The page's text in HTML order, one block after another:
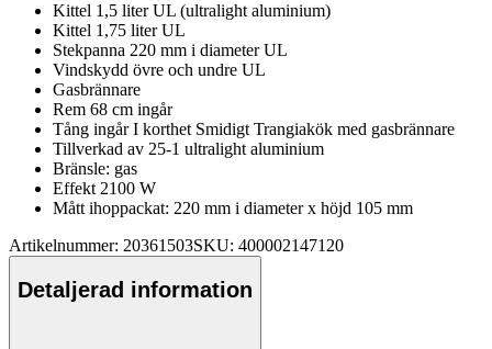
Kittel 1,5 liter UL (ultralight aluminium)
Kittel 1,75 liter UL
Stekpanna 220 mm i diameter UL
Vindskydd övre och undre UL
Gasbrännare
Rem 68 cm ingår
Tång ingår I korthet Smidigt Trangiakök med gasbrännare
Tillverkad av 25-1 ultralight aluminium
Bränsle: gas
Effekt 2100 W
Mått ihoppackat: 220 mm i diameter x höjd 105 mm
Artikelnummer: 20361503SKU: 400002147120
Detaljerad information